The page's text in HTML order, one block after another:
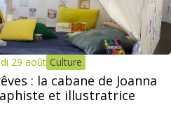
29 août Culture
: la cabane de Joanna
et illustratrice